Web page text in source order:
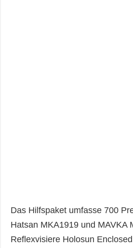
Das Hilfspaket umfasse 700
Hatsan MKA1919 und MAVKA
Reflexvisiere Holosun